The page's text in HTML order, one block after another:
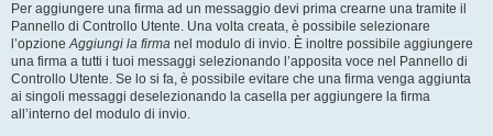
Per aggiungere una firma ad un messaggio devi prima crearne una tramite il
Pannello di Controllo Utente. Una volta creata, è possibile selezionare
l’opzioneAggiungi la firma nel modulo di invio. È inoltre possibile aggiungere
una firma a tutti i tuoi messaggi selezionando l’apposita voce nel Pannello di
Controllo Utente. Se lo si fa, è possibile evitare che una firma venga aggiunta
ai singoli messaggi deselezionando la casella per aggiungere la firma
all’interno del modulo di invio.